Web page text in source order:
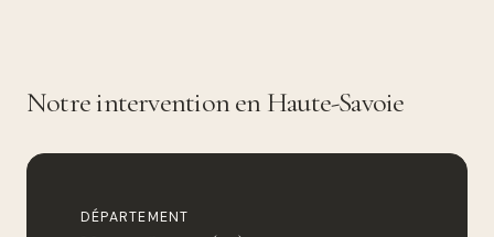
Notre intervention en Haute-Savoie
DÉPARTEMENT